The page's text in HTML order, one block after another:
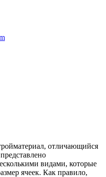
отличающийся
видами, которые
ячеек. Как правило,